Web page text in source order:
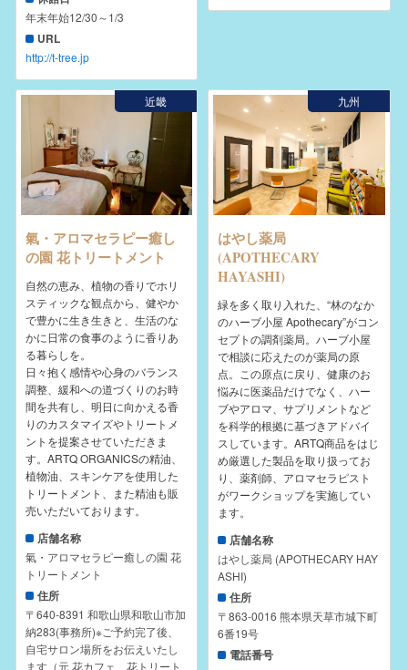
年末年始12/30～1/3
URL
http://t-tree.jp
近畿
氣・アロマセラピー癒し
の園 花トリートメント
自然の恵み、植物の香りでホリ
スティックな観点から、健やか
で豊かに生き生きと、生活のな
かに日常の食事のように香りあ
る暮らしを。
日々抱く感情や心身のバランス
調整、緩和への道づくりのお時
間を共有し、明日に向かえる香
りのカスタマイズやトリートメ
ントを提案させていただきま
す。ARTQ ORGANICSの精油、
植物油、スキンケアを使用した
トリートメント、また精油も販
売いただいております。
店舗名称
氣・アロマセラピー癒しの園 花
トリートメント
住所
〒640-8391 和歌山県和歌山市加
納283(事務所)※ご予約完了後、
自宅サロン場所をお伝えいたし
ます（元 花カフェ、花トリート
九州
はやし薬局
(APOTHECARY
HAYASHI)
緑を多く取り入れた、“林のなか
のハーブ小屋 Apothecary”がコン
セプトの調剤薬局。ハーブ小屋
で相談に応えたのが薬局の原
点。この原点に戻り、健康のお
悩みに医薬品だけでなく、ハー
ブやアロマ、サプリメントなど
を科学的根拠に基づきアドバイ
スしています。ARTQ商品をはじ
め厳選した製品を取り扱ってお
り、薬剤師、アロマセラピスト
がワークショップを実施してい
ます。
店舗名称
はやし薬局 (APOTHECARY HAY
ASHI)
住所
〒863-0016 熊本県天草市城下町
6番19号
電話番号